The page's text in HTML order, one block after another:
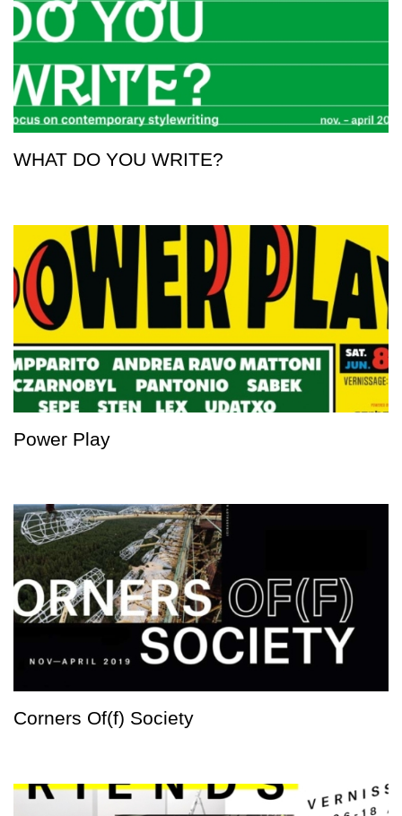
WHAT DO YOU WRITE?
Power Play
Corners Of(f) Society